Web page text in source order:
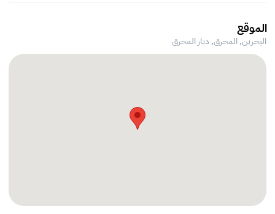
الموقع
البحرين, المحرق, ديار المحرق